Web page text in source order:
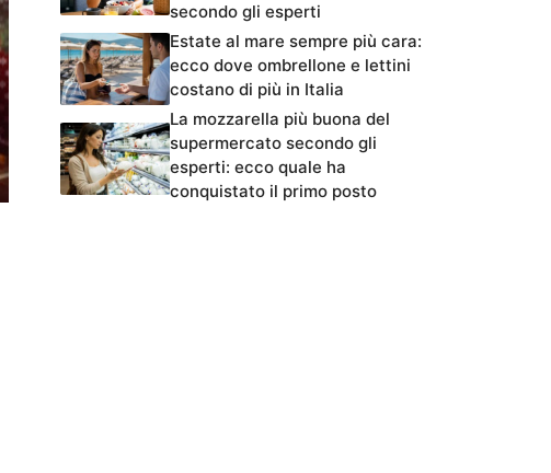
secondo gli esperti
Estate al mare sempre più cara:
ecco dove ombrellone e lettini
costano di più in Italia
La mozzarella più buona del
supermercato secondo gli
esperti: ecco quale ha
conquistato il primo posto